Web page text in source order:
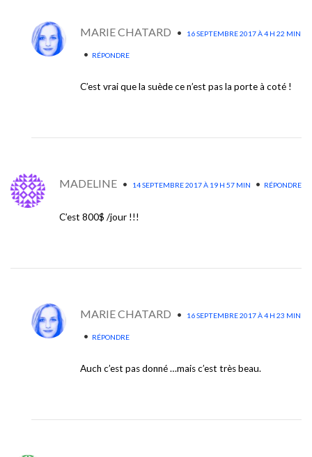
MARIE CHATARD • 16 SEPTEMBRE 2017 À 4 H 22 MIN
• RÉPONDRE
C’est vrai que la suède ce n’est pas la porte à coté !
MADELINE • 14 SEPTEMBRE 2017 À 19 H 57 MIN • RÉPONDRE
C’est 800$ /jour !!!
MARIE CHATARD • 16 SEPTEMBRE 2017 À 4 H 23 MIN
• RÉPONDRE
Auch c’est pas donné …mais c’est très beau.